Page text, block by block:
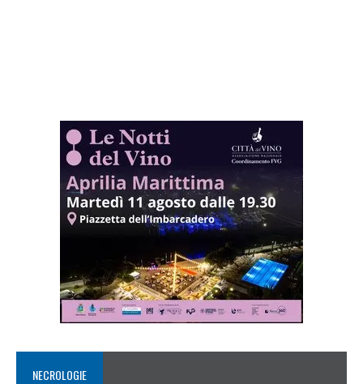
NECROLOGIE